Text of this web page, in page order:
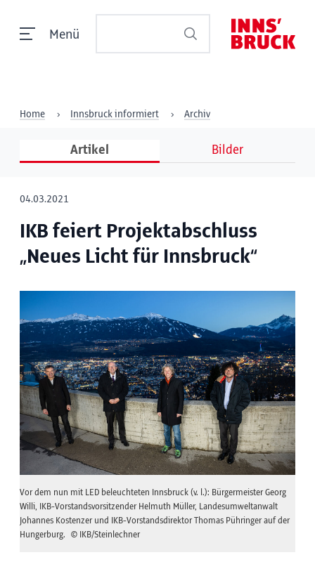
Menü
Home Innsbruck informiert Archiv
Artikel Bilder
04.03.2021
IKB feiert Projektabschluss
„Neues Licht für Innsbruck“
Vor dem nun mit LED beleuchteten Innsbruck (v. l.): Bürgermeister Georg
Willi, IKB-Vorstandsvorsitzender Helmuth Müller, Landesumweltanwalt
Johannes Kostenzer und IKB-Vorstandsdirektor Thomas Pühringer auf der
Hungerburg.
© IKB/Steinlechner